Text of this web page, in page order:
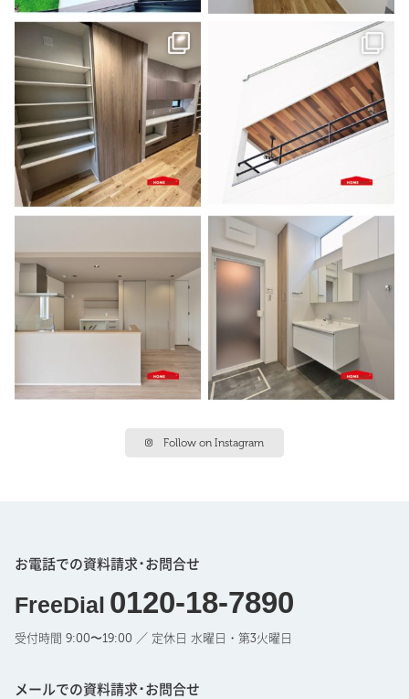
Follow on Instagram
お電話での資料請求･お問合せ
FreeDial 0120-18-7890
受付時間 9:00〜19:00 ／ 定休日 水曜日・第3火曜日
メールでの資料請求･お問合せ